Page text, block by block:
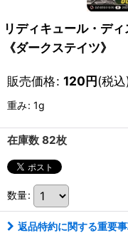
リディキュール・デ
《ダークステイツ》
販売価格: 120円(税込
重み: 1g
在庫数 82枚
数量:
返品特約に関する重要